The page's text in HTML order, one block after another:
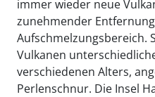
immer wieder neue
zunehmender
Aufschmelzungsbereich.
Vulkanen
verschiedenen Alters,
Perlenschnur. Die Insel